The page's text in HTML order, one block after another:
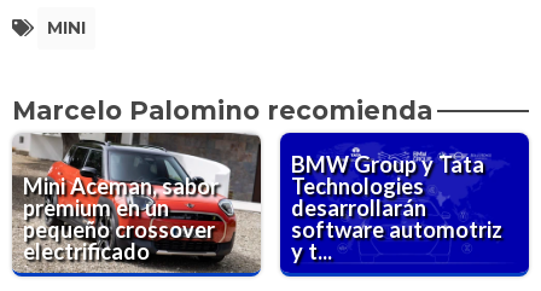
MINI
Marcelo Palomino recomienda
Mini Aceman, sabor
premium en un
pequeño crossover
electrificado
BMW Group y Tata
Technologies
desarrollarán
software automotriz
y t...